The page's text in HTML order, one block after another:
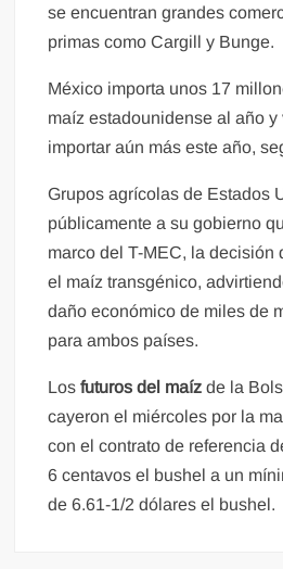
se encuentran grandes
primas como Cargill y Bunge.
México importa unos 17
maíz estadounidense al año y
importar aún más este año,
Grupos agrícolas de Estados
públicamente a su gobierno
marco del T-MEC, la decisión
el maíz transgénico,
daño económico de miles de
para ambos países.
Losfuturos del maíz de la
cayeron el miércoles por la
con el contrato de referencia
6 centavos el bushel a un
de 6.61-1/2 dólares el bushel.